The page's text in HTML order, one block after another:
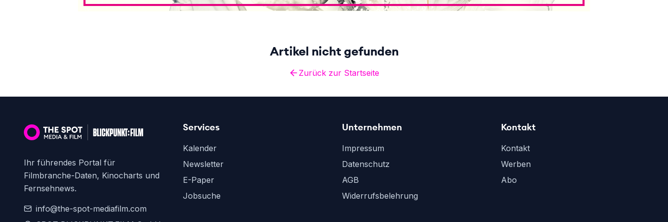
Artikel nicht gefunden
Zurück zur Startseite
Ihr führendes Portal für
Filmbranche-Daten, Kinocharts und
Fernsehnews.
info@the-spot-mediafilm.com
Services
Kalender
Newsletter
E-Paper
Jobsuche
Unternehmen
Impressum
Datenschutz
AGB
Widerrufsbelehrung
Kontakt
Kontakt
Werben
Abo